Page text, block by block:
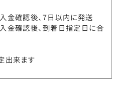
金確認後、7日以内に発送
金確認後、到着日指定日に合
出来ます